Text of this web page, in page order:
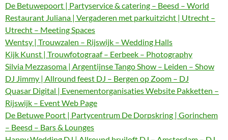
De Betuwepoort | Partyservice & catering – Beesd – World
Restaurant Juliana | Vergaderen met parkuitzicht | Utrecht –
Utrecht – Meeting Spaces
Wentsy | Trouwzalen – Rijswijk – Wedding Halls
Kijk Kunst | Trouwfotograaf – Eerbeek – Photography
Silvia Mezzasoma | Argentijnse Tango Show – Leiden – Show
DJ Jimmy | Allround feest DJ – Bergen op Zoom – DJ
Quasar Digital | Evenementorganisaties Website Pakketten –
Rijswijk – Event Web Page
De Betuwe Poort | Partycentrum De Dorpskring | Gorinchem
– Beesd – Bars & Lounges